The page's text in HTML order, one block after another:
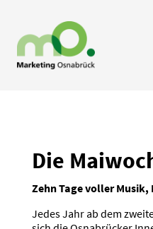
Die
Zehn Tage voller Musik,
Jedes Jahr ab dem